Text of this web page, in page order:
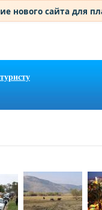
нового сайта для